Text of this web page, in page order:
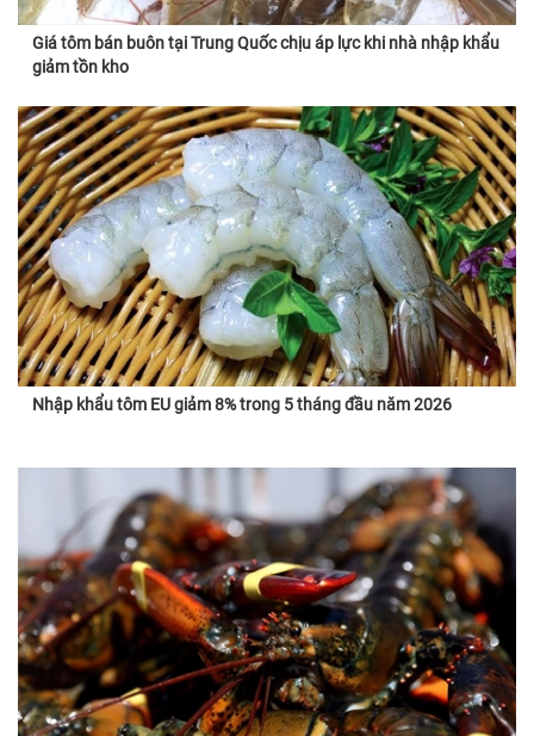
Giá tôm bán buôn tại Trung Quốc chịu áp lực khi nhà nhập khẩu
giảm tồn kho
Nhập khẩu tôm EU giảm 8% trong 5 tháng đầu năm 2026